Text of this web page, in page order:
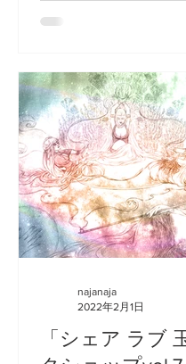
平安京設計の秘密を解
「シェア ラブ
najanaja
2022年2月1日